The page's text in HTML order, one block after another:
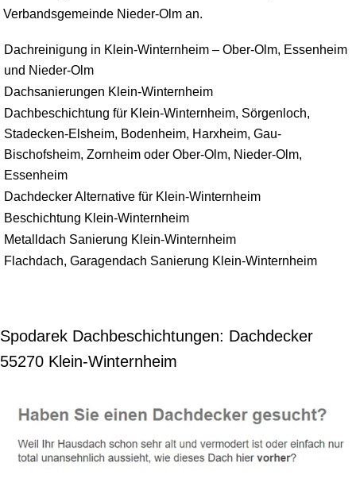
Verbandsgemeinde Nieder-Olm an.
Dachreinigung in Klein-Winternheim – Ober-Olm, Essenheim
und Nieder-Olm
Dachsanierungen Klein-Winternheim
Dachbeschichtung für Klein-Winternheim, Sörgenloch,
Stadecken-Elsheim, Bodenheim, Harxheim, Gau-
Bischofsheim, Zornheim oder Ober-Olm, Nieder-Olm,
Essenheim
Dachdecker Alternative für Klein-Winternheim
Beschichtung Klein-Winternheim
Metalldach Sanierung Klein-Winternheim
Flachdach, Garagendach Sanierung Klein-Winternheim
Spodarek Dachbeschichtungen: Dachdecker
55270 Klein-Winternheim